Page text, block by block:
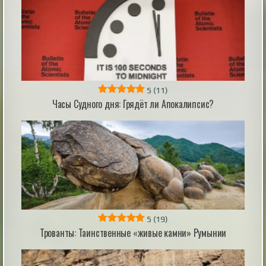
mysteriousuniverse.org | 31st Dec 2025
«Незримое» Короткометражный фильм
ужасов
Представляем вашему вниманию российский
короткометражный фильм «Незримое» (2023). Жанр
— триллер, пост-хоррор с социальным подтекстом.
Трудный подросток-девушка после очередной ссоры
с родителями начинает замечать у себя в доме
некую незримую силу… Режиссёр и сценарист:
Владимир Мотырев В главных ролях: Лидия
Шепелевич, Антонина Малышко, Алексе...
screepdveri.ru | 2nd Apr 2025
5 (11)
Часы Судного дня: Грядёт ли Апокалипсис?
5 (19)
Трованты: Таинственные «живые камни» Румынии